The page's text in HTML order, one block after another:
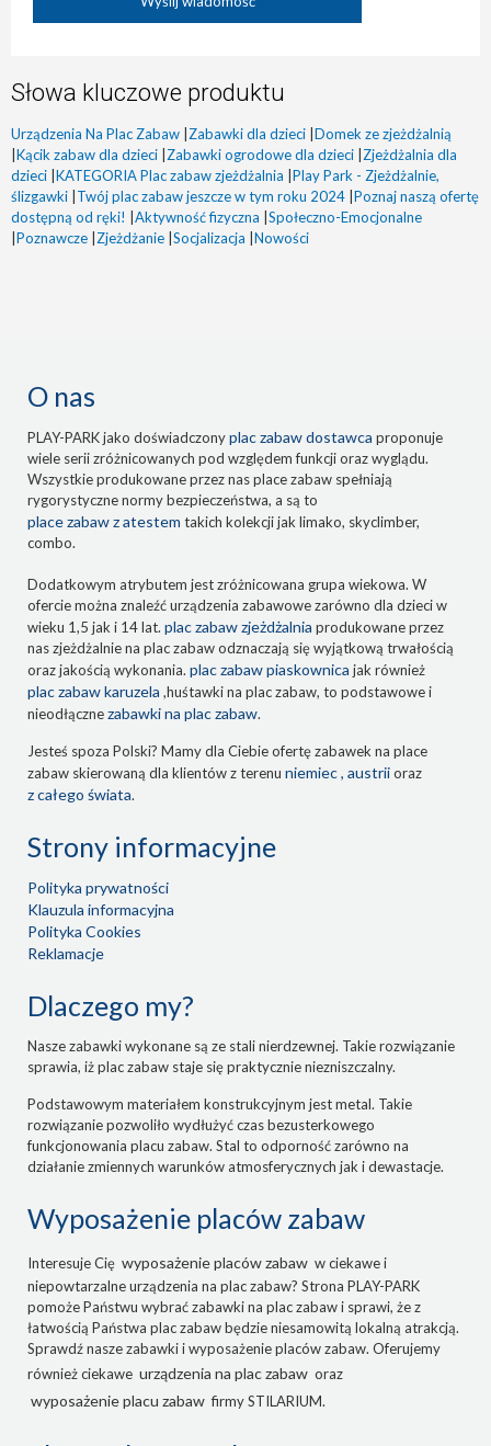
Słowa kluczowe produktu
Urządzenia Na Plac Zabaw Zabawki dla dzieci Domek ze zjeżdżalnią
Kącik zabaw dla dzieci Zabawki ogrodowe dla dzieci Zjeżdżalnia dla
dzieci KATEGORIA Plac zabaw zjeżdżalnia Play Park - Zjeżdżalnie,
ślizgawki Twój plac zabaw jeszcze w tym roku 2024 Poznaj naszą ofertę
dostępną od ręki!
Aktywność fizyczna Społeczno-Emocjonalne
Poznawcze Zjeżdżanie Socjalizacja Nowości
O nas
PLAY-PARK jako doświadczonyplac zabaw dostawca proponuje
wiele serii zróżnicowanych pod względem funkcji oraz wyglądu.
Wszystkie produkowane przez nas place zabaw spełniają
rygorystyczne normy bezpieczeństwa, a są to
place zabaw z atestem takich kolekcji jak limako, skyclimber,
combo.
Dodatkowym atrybutem jest zróżnicowana grupa wiekowa. W
ofercie można znaleźć urządzenia zabawowe zarówno dla dzieci w
wieku 1,5 jak i 14 lat. plac zabaw zjeżdżalnia produkowane przez
nas zjeżdżalnie na plac zabaw odznaczają się wyjątkową trwałością
oraz jakością wykonania. plac zabaw piaskownica jak również
plac zabaw karuzela ,huśtawki na plac zabaw, to podstawowe i
nieodłącznezabawki na plac zabaw.
Jesteś spoza Polski? Mamy dla Ciebie ofertę zabawek na place
zabaw skierowaną dla klientów z terenu niemiec , austriioraz
z całego świata.
Strony informacyjne
Polityka prywatności
Klauzula informacyjna
Polityka Cookies
Reklamacje
Dlaczego my?
Nasze zabawki wykonane są ze stali nierdzewnej. Takie rozwiązanie
sprawia, iż plac zabaw staje się praktycznie niezniszczalny.
Podstawowym materiałem konstrukcyjnym jest metal. Takie
rozwiązanie pozwoliło wydłużyć czas bezusterkowego
funkcjonowania placu zabaw. Stal to odporność zarówno na
działanie zmiennych warunków atmosferycznych jak i dewastacje.
Wyposażenie placów zabaw
Interesuje Cię wyposażenie placów zabaw w ciekawe i
niepowtarzalne urządzenia na plac zabaw? Strona PLAY-PARK
pomoże Państwu wybrać zabawki na plac zabaw i sprawi, że z
łatwością Państwa plac zabaw będzie niesamowitą lokalną atrakcją.
Sprawdź nasze zabawki i wyposażenie placów zabaw. Oferujemy
również ciekawe urządzenia na plac zabaw oraz
wyposażenie placu zabaw firmy STILARIUM.